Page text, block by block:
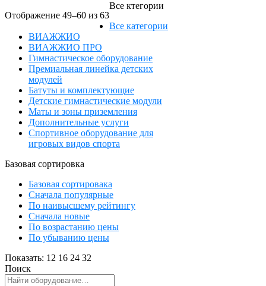
Отображение 49–60 из 63
Все ктегории
Все категории
ВИАЖЖИО
ВИАЖЖИО ПРО
Гимнастическое оборудование
Премиальная линейка детских
модулей
Батуты и комплектующие
Детские гимнастические модули
Маты и зоны приземления
Дополнительные услуги
Спортивное оборудование для
игровых видов спорта
Базовая сортировка
Базовая сортировака
Сначала популярные
По наивысшему рейтингу
Сначала новые
По возрастанию цены
По убыванию цены
Показать: 12 16 24 32
Поиск